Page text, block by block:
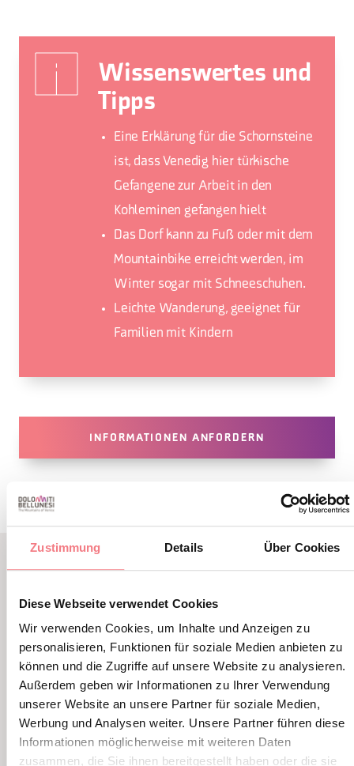
Zustimmung Details Über Cookies
Diese Webseite verwendet Cookies
Wir verwenden Cookies, um Inhalte und Anzeigen zu
personalisieren, Funktionen für soziale Medien anbieten zu
können und die Zugriffe auf unsere Website zu analysieren.
Außerdem geben wir Informationen zu Ihrer Verwendung
unserer Website an unsere Partner für soziale Medien,
Werbung und Analysen weiter. Unsere Partner führen diese
Informationen möglicherweise mit weiteren Daten
zusammen, die Sie ihnen bereitgestellt haben oder die sie
Wissenswertes und
Tipps
Eine Erklärung für die Schornsteine
ist, dass Venedig hier türkische
Gefangene zur Arbeit in den
Kohleminen gefangen hielt
Das Dorf kann zu Fuß oder mit dem
Mountainbike erreicht werden, im
Winter sogar mit Schneeschuhen.
Leichte Wanderung, geeignet für
Familien mit Kindern
INFORMATIONEN ANFORDERN
SIE KÖNNEN AUCH
MÖGEN